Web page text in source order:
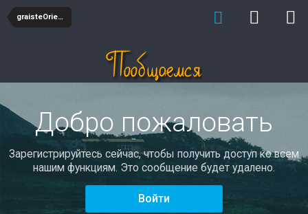
graisteOriern
Добро пожаловать
Зарегистрируйтесь сейчас, чтобы получить доступ ко всем
нашим функциям. Это сообщение будет удалено.
Войти